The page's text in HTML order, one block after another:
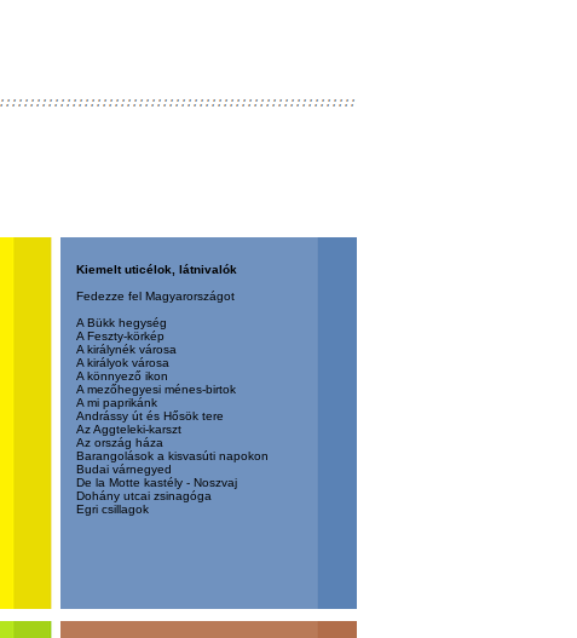
Kiemelt uticélok, látnivalók
Fedezze fel Magyarországot
A Bükk hegység
A Feszty-körkép
A királynék városa
A királyok városa
A könnyező ikon
A mezőhegyesi ménes-birtok
A mi paprikánk
Andrássy út és Hősök tere
Az Aggteleki-karszt
Az ország háza
Barangolások a kisvasúti napokon
Budai várnegyed
De la Motte kastély - Noszvaj
Dohány utcai zsinagóga
Egri csillagok